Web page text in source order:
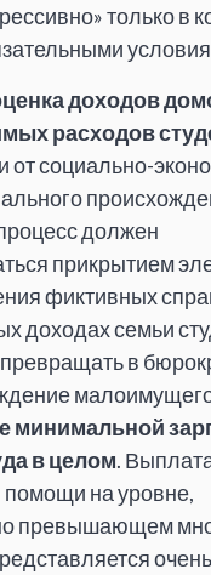
только в
доходов
расходов
от социально-
должен
прикрытием
фиктивных
доходах семьи
в
малоимущего
минимальной
в целом.
на уровне,
превышающем
очень